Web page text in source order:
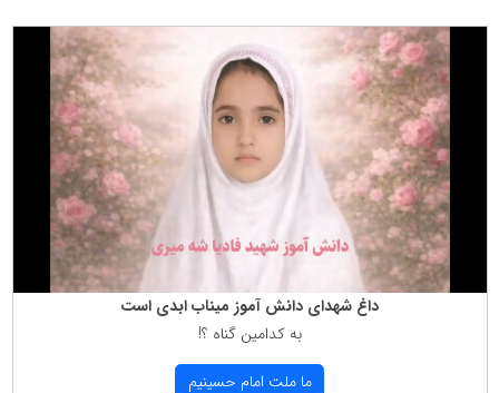
داغ شهدای دانش آموز میناب ابدی است
به كدامین گناه ؟!
ما ملت امام حسینیم